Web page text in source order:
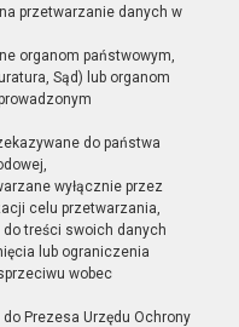
przetwarzanie danych w
organom państwowym,
Sąd) lub organom
do państwa
wyłącznie przez
celu przetwarzania,
do treści swoich danych
lub ograniczenia
wobec
Prezesa Urzędu Ochrony